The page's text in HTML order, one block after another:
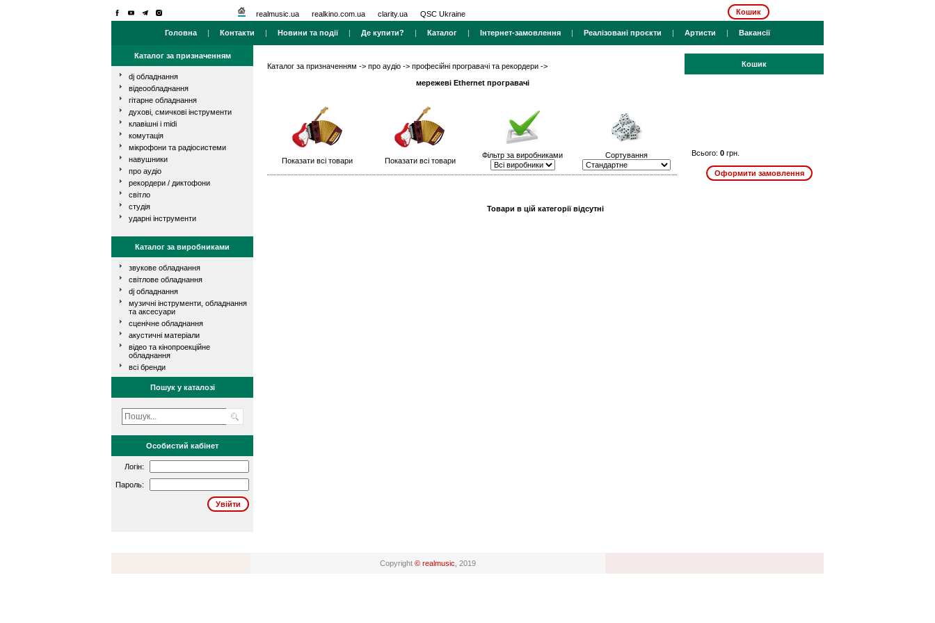
realmusic.ua realkino.com.ua clarity.ua QSC Ukraine Кошик
Головна | Контакти | Новини та події| Де купити? | Каталог | Інтернет-замовлення | Реалізовані проєкти | Артисти | Вакансії
Каталог за призначенням
dj обладнання
відеообладнання
гітарне обладнання
духові, смичкові інструменти
клавішні і midi
комутація
мікрофони та радіосистеми
навушники
про аудіо
рекордери / диктофони
світло
студія
ударні інструменти
Каталог за виробниками
звукове обладнання
світлове обладнання
dj обладнання
музичні інструменти, обладнання
та аксесуари
сценічне обладнання
акустичні матеріали
відео та кінопроекційне
обладнання
всі бренди
Пошук у каталозі
Особистий кабінет
Логін:
Пароль:
Каталог за призначенням -> про аудіо -> професійні програвачі та рекордери ->
мережеві Ethernet програвачі
Показати всі товари Показати всі товари
Фільтр за виробниками Сортування
Кошик
Всього: 0 грн.
Товари в цій категорії відсутні
Copyright © realmusic , 2019